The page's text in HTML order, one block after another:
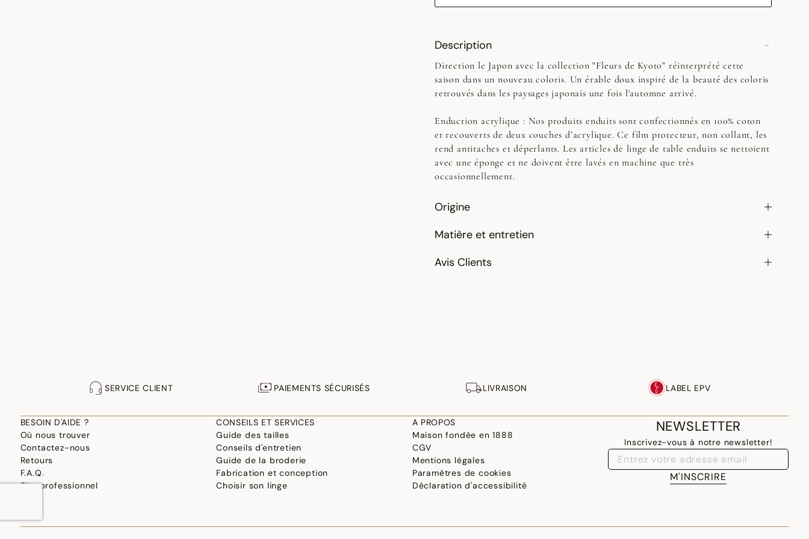
Description
Direction le Japon avec la collection "Fleurs de Kyoto" réinterprété cette
saison dans un nouveau coloris. Un érable doux inspiré de la beauté des coloris
retrouvés dans les paysages japonais une fois l'automne arrivé.
Enduction acrylique : Nos produits enduits sont confectionnés en 100% coton
et recouverts de deux couches d’acrylique. Ce film protecteur, non collant, les
rend antitaches et déperlants. Les articles de linge de table enduits se nettoient
avec une éponge et ne doivent être lavés en machine que très
occasionnellement.
Origine
Matière et entretien
Avis Clients
SERVICE CLIENT PAIEMENTS SÉCURISÉS LIVRAISON LABEL EPV
BESOIN D'AIDE ?
Où nous trouver
Contactez-nous
Retours
F.A.Q.
Site professionnel
CONSEILS ET SERVICES
Guide des tailles
Conseils d'entretien
Guide de la broderie
Fabrication et conception
Choisir son linge
A PROPOS
Maison fondée en 1888
CGV
Mentions légales
Paramètres de cookies
Déclaration d'accessibilité
NEWSLETTER
Inscrivez-vous à notre newsletter!
M'INSCRIRE